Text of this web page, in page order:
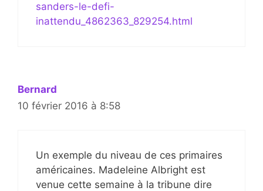
sanders-le-defi-
inattendu_4862363_829254.html
Bernard
10 février 2016 à 8:58
Un exemple du niveau de ces primaires
américaines. Madeleine Albright est
venue cette semaine à la tribune dire